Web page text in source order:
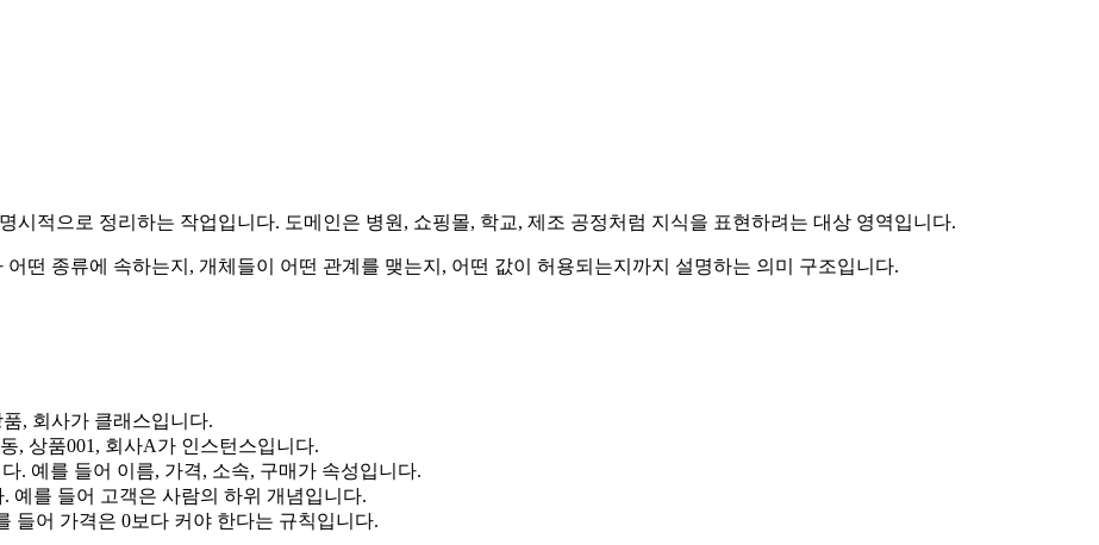
시적으로 정리하는 작업입니다. 도메인은 병원, 쇼핑몰, 학교, 제조 공정처럼 지식을 표현하려는 대상 영역입니다.
떤 종류에 속하는지, 개체들이 어떤 관계를 맺는지, 어떤 값이 허용되는지까지 설명하는 의미 구조입니다.
, 회사가 클래스입니다.
, 상품001, 회사A가 인스턴스입니다.
. 예를 들어 이름, 가격, 소속, 구매가 속성입니다.
예를 들어 고객은 사람의 하위 개념입니다.
들어 가격은 0보다 커야 한다는 규칙입니다.